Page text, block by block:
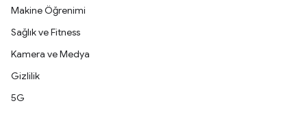
Makine Öğrenimi
Sağlık ve Fitness
Kamera ve Medya
Gizlilik
5G